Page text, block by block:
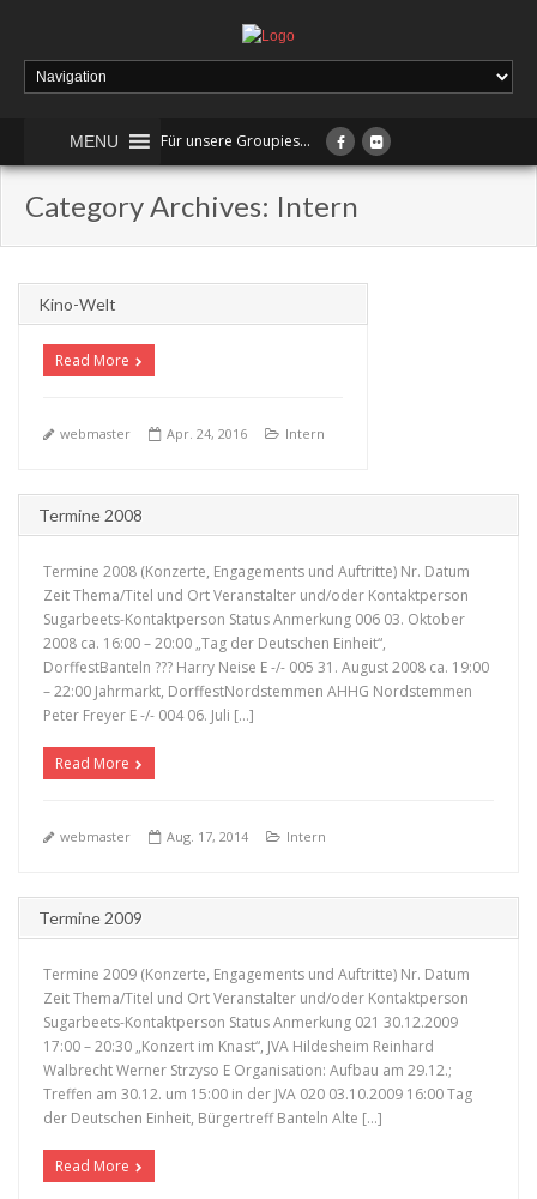
MENU Für unsere Groupies...
Category Archives: Intern
Kino-Welt
+
Read More
webmaster Apr. 24, 2016 Intern
Termine 2008
+
Termine 2008 (Konzerte, Engagements und Auftritte) Nr. Datum
Zeit Thema/Titel und Ort Veranstalter und/oder Kontaktperson
Sugarbeets-Kontaktperson Status Anmerkung 006 03. Oktober
2008 ca. 16:00 – 20:00 „Tag der Deutschen Einheit“,
DorffestBanteln ??? Harry Neise E -/- 005 31. August 2008 ca. 19:00
– 22:00 Jahrmarkt, DorffestNordstemmen AHHG Nordstemmen
Peter Freyer E -/- 004 06. Juli […]
Read More
webmaster Aug. 17, 2014 Intern
Termine 2009
+
Termine 2009 (Konzerte, Engagements und Auftritte) Nr. Datum
Zeit Thema/Titel und Ort Veranstalter und/oder Kontaktperson
Sugarbeets-Kontaktperson Status Anmerkung 021 30.12.2009
17:00 – 20:30 „Konzert im Knast“, JVA Hildesheim Reinhard
Walbrecht Werner Strzyso E Organisation: Aufbau am 29.12.;
Treffen am 30.12. um 15:00 in der JVA 020 03.10.2009 16:00 Tag
der Deutschen Einheit, Bürgertreff Banteln Alte […]
Read More